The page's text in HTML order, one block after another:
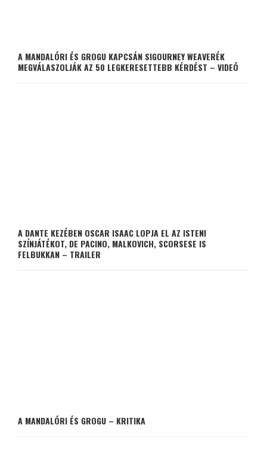
A MANDALÓRI ÉS GROGU KAPCSÁN SIGOURNEY WEAVERÉK
MEGVÁLASZOLJÁK AZ 50 LEGKERESETTEBB KÉRDÉST – VIDEÓ
A DANTE KEZÉBEN OSCAR ISAAC LOPJA EL AZ ISTENI
SZÍNJÁTÉKOT, DE PACINO, MALKOVICH, SCORSESE IS
FELBUKKAN – TRAILER
A MANDALÓRI ÉS GROGU – KRITIKA